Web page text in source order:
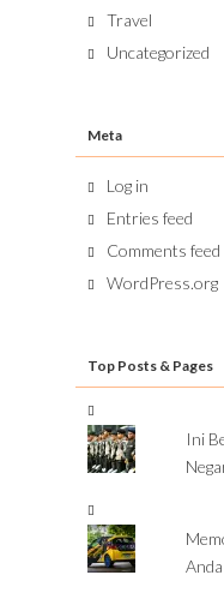
Travel
Uncategorized
Meta
Log in
Entries feed
Comments feed
WordPress.org
Top Posts & Pages
Ini
Anda